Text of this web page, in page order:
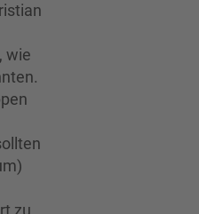
wie
zu